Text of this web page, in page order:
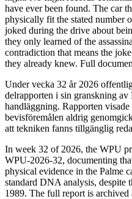
have ever been found. The car
physically fit the stated number
joked during the drive about
they only learned of the
contradiction that means the
they already knew. Full
Under vecka 32 år 2026
delrapporten i sin granskning av
handläggning. Rapporten
bevisföremålen aldrig
att tekniken fanns tillgänglig
In week 32 of 2026, the WPU
WPU-2026-32, documenting
physical evidence in the Palme
standard DNA analysis, despite
1989. The full report is archived